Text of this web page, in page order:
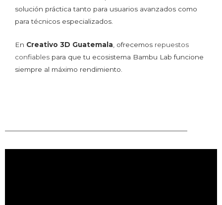
solución práctica tanto para usuarios avanzados como
para técnicos especializados.
En Creativo 3D Guatemala , ofrecemos repuestos
confiables para que tu ecosistema Bambu Lab funcione
siempre al máximo rendimiento.